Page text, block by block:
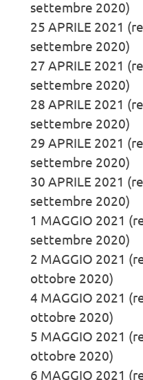
settembre 2020)
25 APRILE 2021
settembre 2020)
27 APRILE 2021
settembre 2020)
28 APRILE 2021
settembre 2020)
29 APRILE 2021
settembre 2020)
30 APRILE 2021
settembre 2020)
1 MAGGIO 2021
settembre 2020)
2 MAGGIO 2021
ottobre 2020)
4 MAGGIO 2021
ottobre 2020)
5 MAGGIO 2021
ottobre 2020)
6 MAGGIO 2021